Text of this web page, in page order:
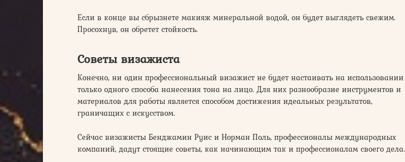
Если в конце вы сбрызнете макияж минеральной водой, он будет выглядеть свежим.
Просохнув, он обретет стойкость.
Советы визажиста
Конечно, ни один профессиональный визажист не будет настаивать на использовании
только одного способа нанесения тона на лицо. Для них разнообразие инструментов и
материалов для работы является способом достижения идеальных результатов,
граничащих с искусством.
Сейчас визажисты Бенджамин Руис и Норман Поль, профессионалы международных
компаний, дадут стоящие советы, как начинающим так и профессионалам своего дела.